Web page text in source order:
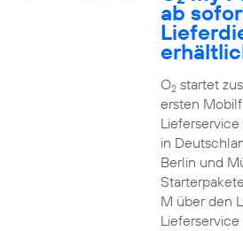
ab
O2startet
ersten
in
Berlin und
M über den